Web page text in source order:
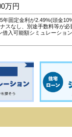
万円
固定金利が2.49%(頭金
スなし、別途手数料等が
借入可能額シミュレーショ